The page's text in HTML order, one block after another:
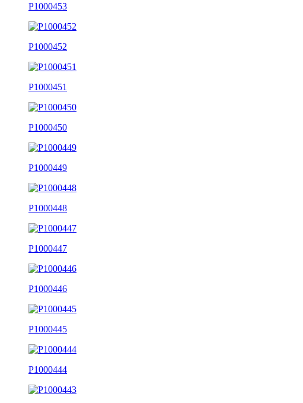
P1000453
P1000452
P1000451
P1000450
P1000449
P1000448
P1000447
P1000446
P1000445
P1000444